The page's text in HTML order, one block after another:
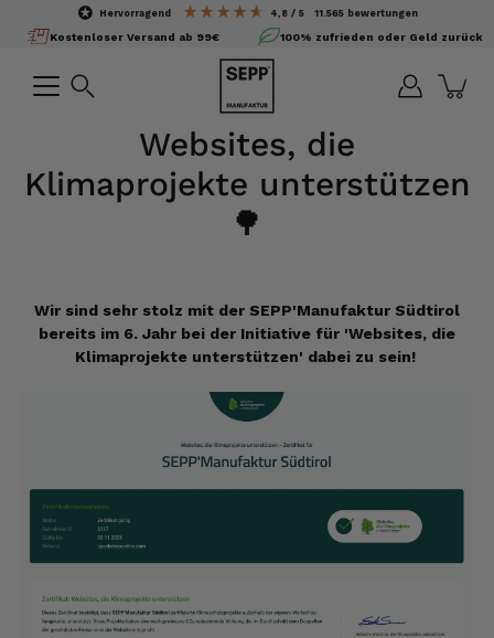
überspringen
Kostenloser Versand ab 99€
hervorragend 4,8/ 5 11.565 bewertungen
100% zufrieden oder Geld zurück
Websites, die
Klimaprojekte unterstützen
🌳
Wir sind sehr stolz mit der SEPP'Manufaktur Südtirol
bereits im 6. Jahr bei der Initiative für 'Websites, die
Klimaprojekte unterstützen' dabei zu sein!